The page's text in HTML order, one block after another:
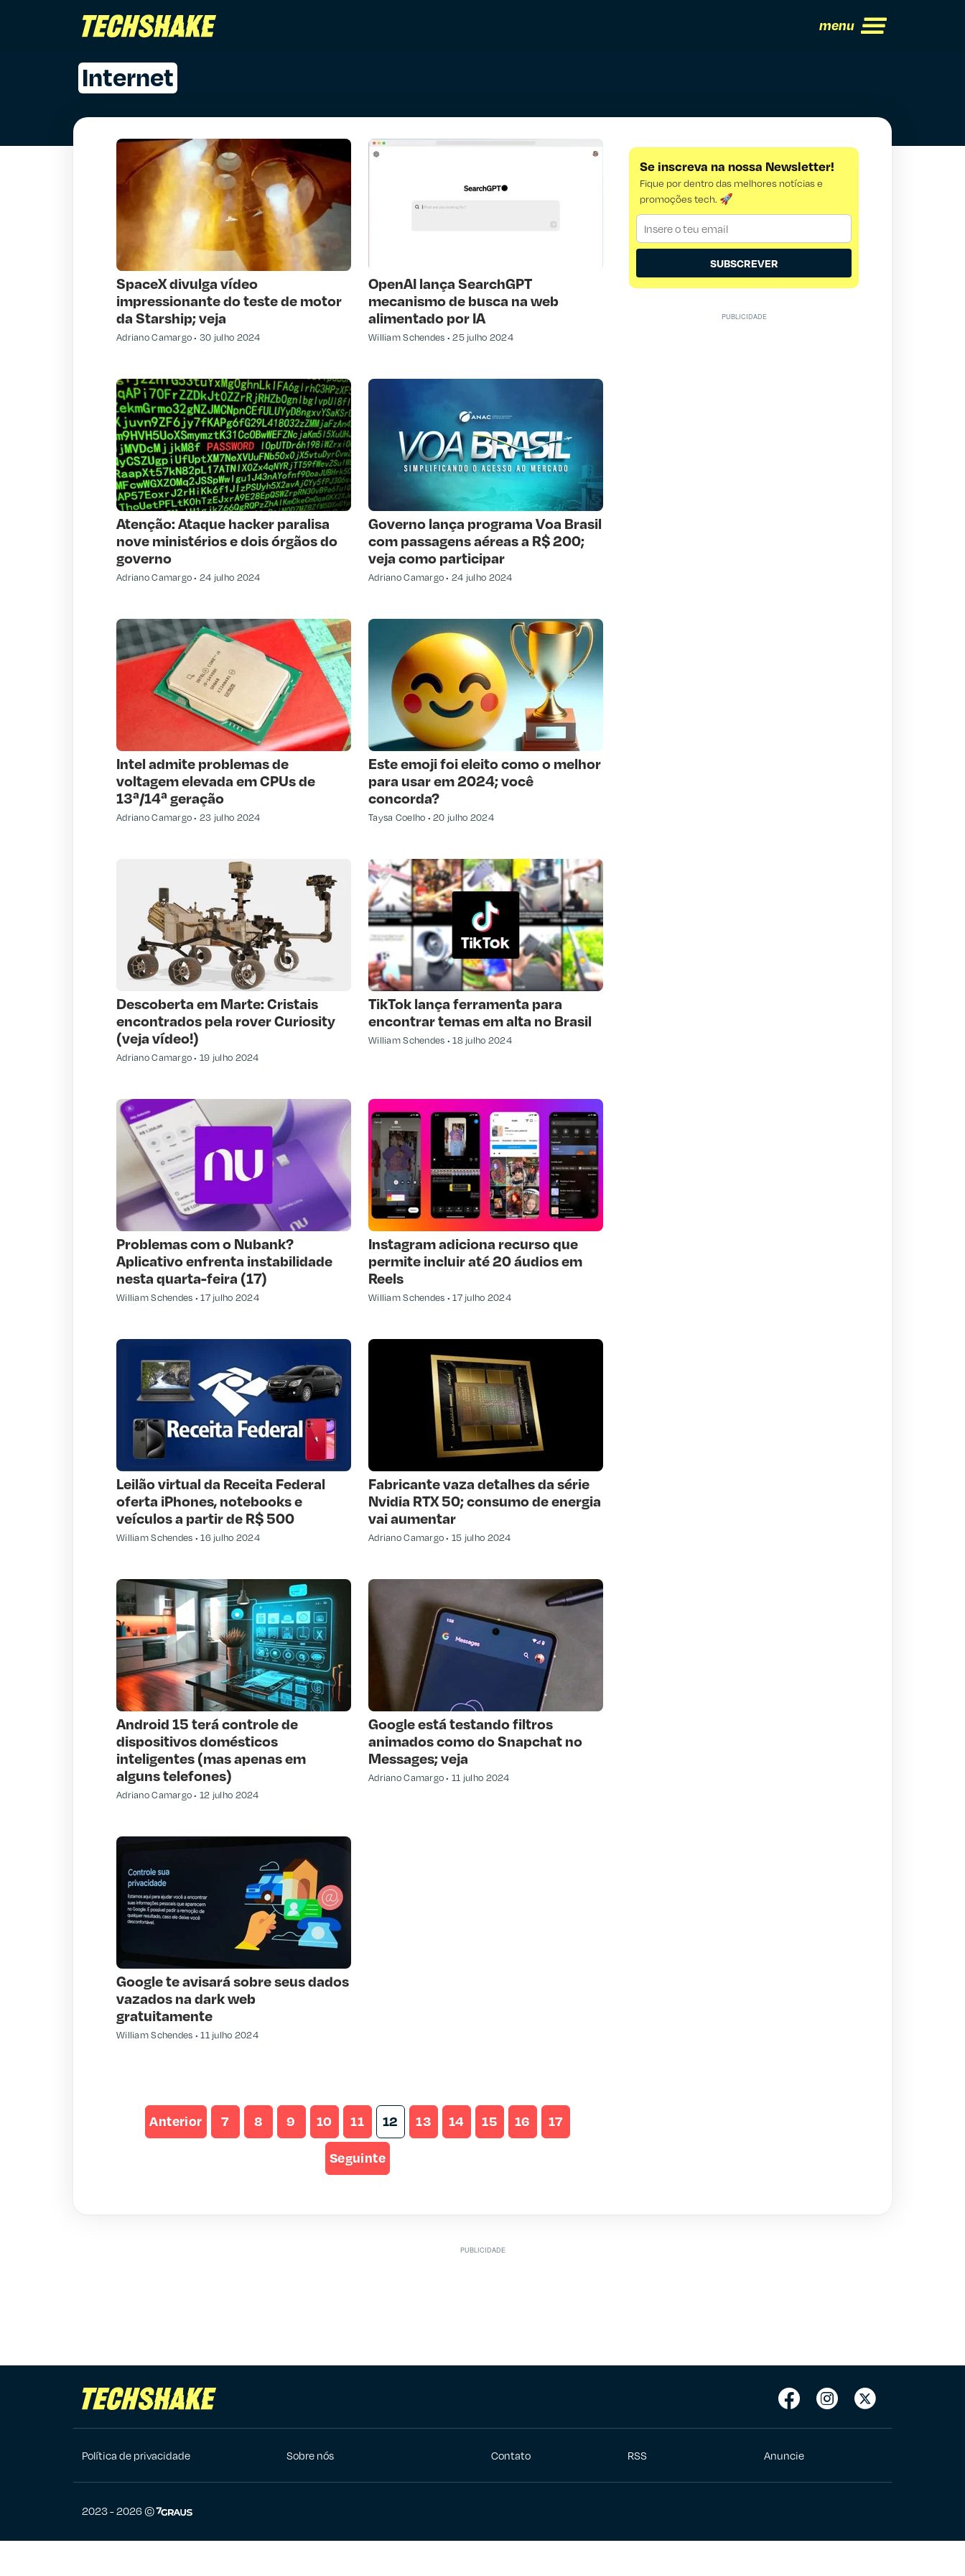
menu
Internet
SpaceX divulga vídeo
impressionante do teste de motor
da Starship; veja
Adriano Camargo 30 julho 2024
OpenAI lança SearchGPT
mecanismo de busca na web
alimentado por IA
William Schendes 25 julho 2024
Atenção: Ataque hacker paralisa
nove ministérios e dois órgãos do
governo
Adriano Camargo 24 julho 2024
Governo lança programa Voa Brasil
com passagens aéreas a R$ 200;
veja como participar
Adriano Camargo 24 julho 2024
Intel admite problemas de
voltagem elevada em CPUs de
13ª/14ª geração
Adriano Camargo 23 julho 2024
Este emoji foi eleito como o melhor
para usar em 2024; você
concorda?
Taysa Coelho 20 julho 2024
Descoberta em Marte: Cristais
encontrados pela rover Curiosity
(veja vídeo!)
Adriano Camargo 19 julho 2024
TikTok lança ferramenta para
encontrar temas em alta no Brasil
William Schendes 18 julho 2024
Problemas com o Nubank?
Aplicativo enfrenta instabilidade
nesta quarta-feira (17)
William Schendes 17 julho 2024
Instagram adiciona recurso que
permite incluir até 20 áudios em
Reels
William Schendes 17 julho 2024
Leilão virtual da Receita Federal
oferta iPhones, notebooks e
veículos a partir de R$ 500
William Schendes 16 julho 2024
Fabricante vaza detalhes da série
Nvidia RTX 50; consumo de energia
vai aumentar
Adriano Camargo 15 julho 2024
Android 15 terá controle de
dispositivos domésticos
inteligentes (mas apenas em
alguns telefones)
Adriano Camargo 12 julho 2024
Google está testando filtros
animados como do Snapchat no
Messages; veja
Adriano Camargo 11 julho 2024
Google te avisará sobre seus dados
vazados na dark web
gratuitamente
William Schendes 11 julho 2024
Anterior 7 8 9 10 11 12 13 14 15 16 17
Seguinte
Se inscreva na nossa Newsletter!
Fique por dentro das melhores notícias e
promoções tech. 🚀
SUBSCREVER
Política de privacidade Sobre nós Contato RSS Anuncie
2023 - 2026 ©7Graus